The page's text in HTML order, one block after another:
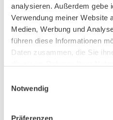
analysieren. Außerdem gebe
Verwendung meiner Website
Medien, Werbung und
führen diese Informationen
Daten zusammen, die Sie
Notwendig
Präferenzen
Intervalle
Möglichkeiten, dein
Tempotraining setzen